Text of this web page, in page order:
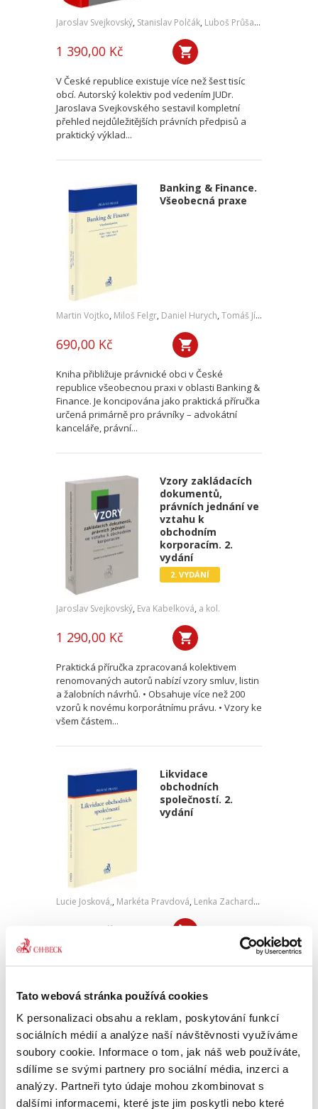
Tato webová stránka používá cookies
K personalizaci obsahu a reklam, poskytování funkcí
sociálních médií a analýze naší návštěvnosti využíváme
soubory cookie. Informace o tom, jak náš web používáte,
sdílíme se svými partnery pro sociální média, inzerci a
analýzy. Partneři tyto údaje mohou zkombinovat s
dalšími informacemi, které jste jim poskytli nebo které
Jaroslav Svejkovský, Stanislav Polčák, Luboš Průša,a kol.
1 390,00 Kč
V České republice existuje více než šest tisíc
obcí. Autorský kolektiv pod vedením JUDr.
Jaroslava Svejkovského sestavil kompletní
přehled nejdůležitějších právních předpisů a
praktický výklad...
Banking & Finance.
Všeobecná praxe
Martin Vojtko, Miloš Felgr, Daniel Hurych, Tomáš Jíně
690,00 Kč
Kniha přibližuje právnické obci v České
republice všeobecnou praxi v oblasti Banking &
Finance. Je koncipována jako praktická příručka
určená primárně pro právníky – advokátní
kanceláře, právní...
Vzory zakládacích
dokumentů,
právních jednání ve
vztahu k
obchodním
korporacím. 2.
vydání
2. VYDÁNÍ
Jaroslav Svejkovský, Eva Kabelková, a kol.
1 290,00 Kč
Praktická příručka zpracovaná kolektivem
renomovaných autorů nabízí vzory smluv, listin
a žalobních návrhů. • Obsahuje více než 200
vzorů k novému korporátnímu právu. • Vzory ke
všem částem...
Likvidace
obchodních
společností. 2.
vydání
Lucie Josková,, Markéta Pravdová, Lenka Zachardová
550,00 Kč
než zanikne jako subjekt práva. V průběhu
likvidace...
GDPR. Hmotné a
procesní aspekty
prakticky